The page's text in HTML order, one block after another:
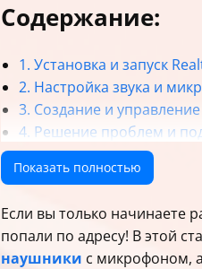
Содержание:
1. Установка и запуск
2. Настройка звука и
3. Создание и
4. Решение проблем и
Итог
Показать полностью
Если вы только начинаете
попали по адресу! В этой
наушники с микрофоном,